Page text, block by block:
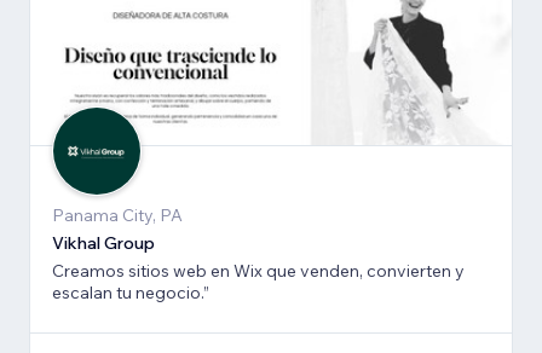
Panama City, PA
Vikhal Group
Creamos sitios web en Wix que venden, convierten y
escalan tu negocio.”